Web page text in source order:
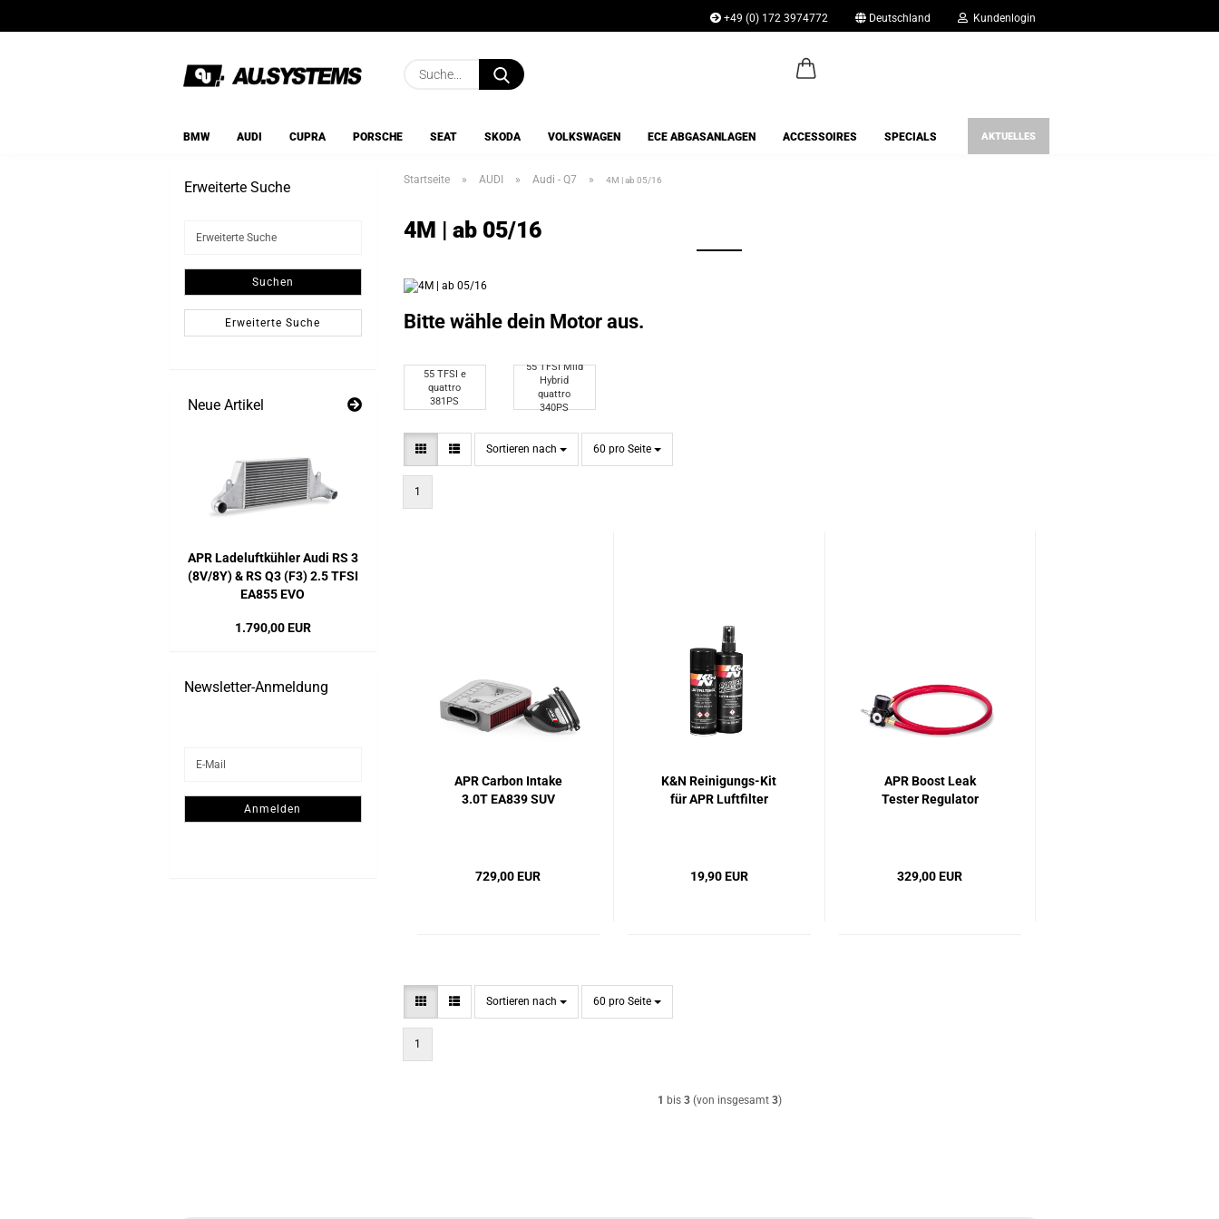
+49 (0) 172 3974772 Deutschland Kundenlogin
Suche...
BMW AUDI CUPRA PORSCHE SEAT SKODA VOLKSWAGEN ECE ABGASANLAGEN ACCESSOIRES SPECIALS AKTUELLES
Startseite » AUDI » Audi - Q7 » 4M | ab 05/16
4M | ab 05/16
Bitte wähle dein Motor aus.
55 TFSI e
quattro
381PS
55 TFSI Mild
Hybrid
quattro
340PS
Sortieren nach
Sortieren nach 60 pro Seite
pro Seite
1
APR Carbon Intake
3.0T EA839 SUV
729,00 EUR
K&N Reinigungs-Kit
für APR Luftfilter
19,90 EUR
APR Boost Leak
Tester Regulator
329,00 EUR
Sortieren nach
Sortieren nach 60 pro Seite
pro Seite
1
1 bis 3(von insgesamt 3)
Erweiterte Suche
Suche
Suchen
Erweiterte Suche
Neue Artikel
APR Ladeluftkühler Audi RS 3
(8V/8Y) & RS Q3 (F3) 2.5 TFSI
EA855 EVO
1.790,00 EUR
Newsletter-Anmeldung
ZUR
ANMELDUNG
E-
Anmelden